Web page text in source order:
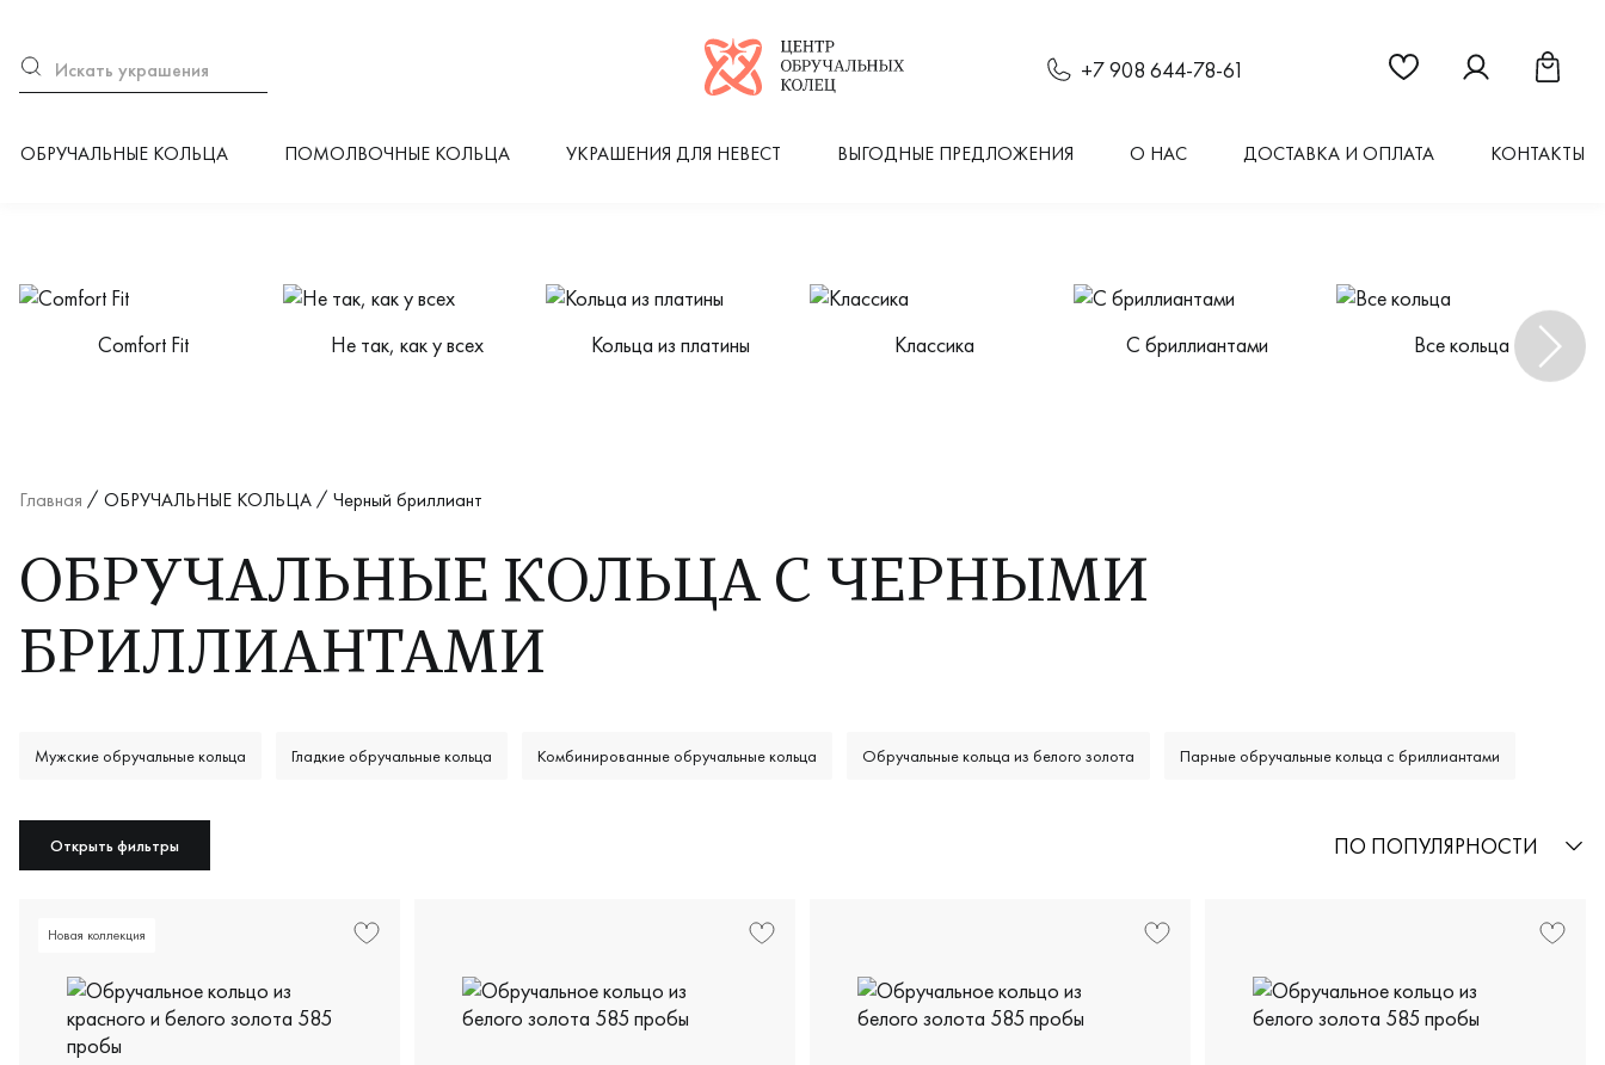
Логотип компании
+7 908 644-78-61 Ссылка на страницу
Ссылка наСсылка
ОБРУЧАЛЬНЫЕ КОЛЬЦА ПОМОЛВОЧНЫЕ КОЛЬЦА УКРАШЕНИЯ ДЛЯ НЕВЕСТ ВЫГОДНЫЕ ПРЕДЛОЖЕНИЯ О НАС ДОСТАВКА И ОПЛАТА КОНТАКТЫ
Категории каталога
Сomfort Fit Не так, как у всех Кольца из платины Классика С бриллиантами Все кольца
Главная ОБРУЧАЛЬНЫЕ КОЛЬЦА Черный бриллиант
ОБРУЧАЛЬНЫЕ КОЛЬЦА С ЧЕРНЫМИ
БРИЛЛИАНТАМИ
Мужские обручальные кольца Гладкие обручальные кольца Комбинированные обручальные кольца Обручальные кольца из белого золота Парные обручальные кольца с бриллиантами
Женские обручальные кольца
Открыть фильтры
ПО ПОПУЛЯРНОСТИ
Новая коллекция